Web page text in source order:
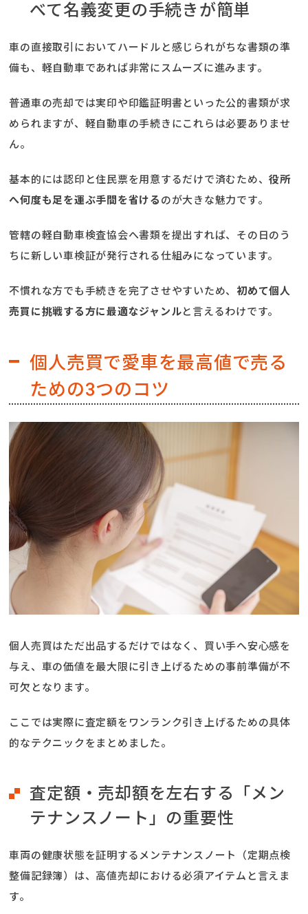
べて名義変更の手続きが簡単
車の直接取引においてハードルと感じられがちな書類の準
備も、軽自動車であれば非常にスムーズに進みます。
普通車の売却では実印や印鑑証明書といった公的書類が求
められますが、軽自動車の手続きにこれらは必要ありませ
ん。
基本的には認印と住民票を用意するだけで済むため、役所
へ何度も足を運ぶ手間を省ける のが大きな魅力です。
管轄の軽自動車検査協会へ書類を提出すれば、その日のう
ちに新しい車検証が発行される仕組みになっています。
不慣れな方でも手続きを完了させやすいため、 初めて個人
売買に挑戦する方に最適なジャンルと言えるわけです。
個人売買で愛車を最高値で売る
ための3つのコツ
個人売買はただ出品するだけではなく、買い手へ安心感を
与え、車の価値を最大限に引き上げるための事前準備が不
可欠となります。
ここでは実際に査定額をワンランク引き上げるための具体
的なテクニックをまとめました。
査定額・売却額を左右する「メン
テナンスノート」の重要性
車両の健康状態を証明するメンテナンスノート（定期点検
整備記録簿）は、高値売却における必須アイテムと言えま
す。